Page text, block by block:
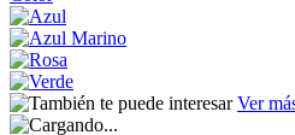
Ver